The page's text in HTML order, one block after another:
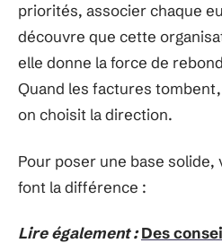
priorités, associer chaque
découvre que cette
elle donne la force de
Quand les factures
on choisit la direction.
Pour poser une base
font la différence :
Lire également : Des